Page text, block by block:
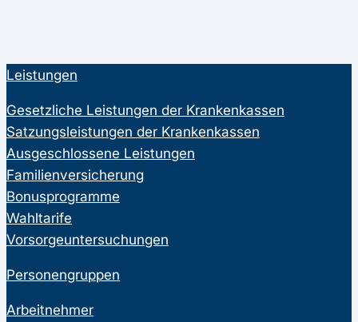
Leistungen
Gesetzliche Leistungen der Krankenkassen
Satzungsleistungen der Krankenkassen
Ausgeschlossene Leistungen
Familienversicherung
Bonusprogramme
Wahltarife
Vorsorgeuntersuchungen
Personengruppen
Arbeitnehmer